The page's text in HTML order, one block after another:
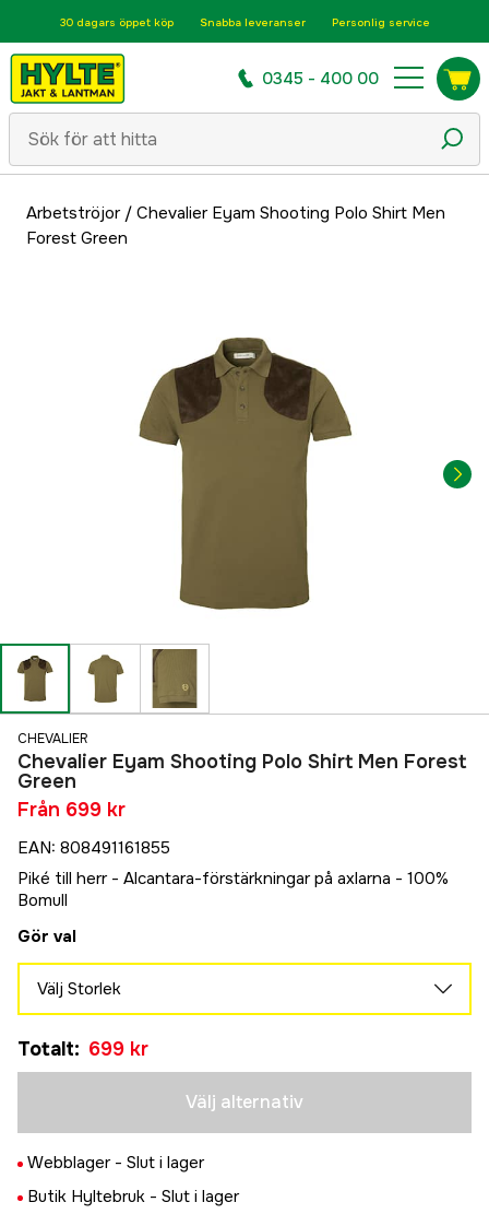
30 dagars öppet köp Snabba leveranser Personlig service
0345 - 400 00
Arbetströjor/ Chevalier Eyam Shooting Polo Shirt Men
Forest Green
CHEVALIER
Chevalier Eyam Shooting Polo Shirt Men Forest
Green
Från 699 kr
EAN: 808491161855
Piké till herr - Alcantara-förstärkningar på axlarna - 100%
Bomull
Gör val
Välj Storlek
699 kr
M
699 kr
Tillfälligt slut
699 kr
Totalt: 699 kr
Välj alternativ
Webblager - Slut i lager
Butik Hyltebruk - Slut i lager